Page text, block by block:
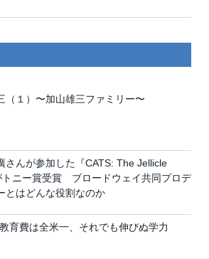
（１）〜加山雄三ファミリー〜
さんが参加した『CATS: The Jellicle
トニー賞受賞 ブロードウェイ共同プロデ
とはどんな役割なのか
育費は全米一、それでも伸びぬ学力